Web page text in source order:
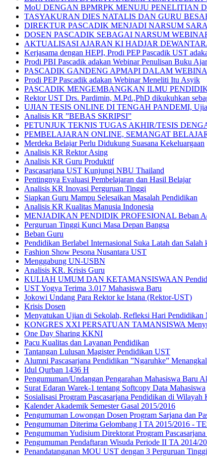
MoU DENGAN BPMRPK MENUJU PENELITIAN
TASYAKURAN DIES NATALIS DAN GURU
DIREKTUR PASCADIK MENJADI NARSUM
DOSEN PASCADIK SEBAGAI NARSUM
AKTUALISASI AJARAN KI HADJAR
Kerjasama dengan HEPI, Prodi PEP Pascadik UST
Prodi PBI Pascadik adakan Webinar Penulisan Buku
PASCADIK GANDENG APMAPI DALAM
Prodi PEP Pascadik adakan Webinar Meneliti Itu Asyik
PASCADIK MENGEMBANGKAN ILMU
Rektor UST Drs. Pardimin, M.Pd.,PhD dikukuhkan
UJIAN TESIS ONLINE DI TENGAH PANDEMI,
Analisis KR ”BEBAS SKRIPSI”
PETUNJUK TEKNIS TUGAS AKHIR/TESIS
PEMBELAJARAN ONLINE, SEMANGAT
Merdeka Belajar Perlu Didukung Suasana Kekeluargaan
Analisis KR Rektor Asing
Analisis KR Guru Produktif
Pascasarjana UST Kunjungi NBU Thailand
Pentingnya Evaluasi Pembelajaran dan Hasil Belajar
Analisis KR Inovasi Perguruan Tinggi
Siapkan Guru Mampu Selesaikan Masalah Pendidikan
Analisis KR Kualitas Manusia Indonesia
MENJADIKAN PENDIDIK PROFESIONAL Beban
Perguruan Tinggi Kunci Masa Depan Bangsa
Beban Guru
Pendidikan Berlabel Internasional Suka Latah dan Salah
Fashion Show Pesona Nusantara UST
Menggabung UN-USBN
Analisis KR. Krisis Guru
KULIAH UMUM DAN KETAMANSISWAAN Pendidik
UST Yogya Terima 3.017 Mahasiswa Baru
Jokowi Undang Para Rektor ke Istana (Rektor-UST)
Krisis Dosen
Menyatukan Ujian di Sekolah, Refleksi Hari Pendidikan
KONGRES XXI PERSATUAN TAMANSISWA
One Day Sharing KKNI
Pacu Kualitas dan Layanan Pendidikan
Tantangan Lulusan Magister Pendidikan UST
Alumni Pascasarjana Pendidikan ”Ngaruhke”
Idul Qurban 1436 H
Pengumuman/Undangan Pengarahan Mahasiswa Baru
Surat Edaran Warek-1 tentang Softcopy Data Mahasiswa
Sosialisasi Program Pascasarjana Pendidikan di
Kalender Akademik Semester Gasal 2015/2016
Pengumuman Lowongan Dosen Program Sarjana dan
Pengumuman Diterima Gelombang I TA 2015/2016 -
Pengumuman Yudisium Direktorat Program
Pengumuman Pendaftaran Wisuda Periode II TA 2014/
Penandatanganan MOU UST dengan 3 Perguruan Tinggi